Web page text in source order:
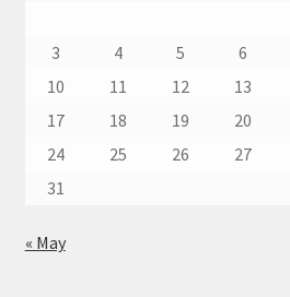
3
4 5 6
10
11 12 13
17
18 19 20
24
25 26 27
31
« May